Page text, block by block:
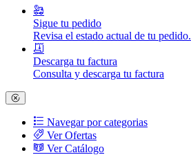
Sigue tu pedido
Revisa el estado actual de tu pedido.
Descarga tu factura
Consulta y descarga tu factura
Navegar por categorias
Ver Ofertas
Ver Catálogo